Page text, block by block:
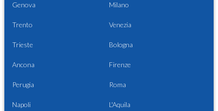
Genova Milano
Trento Venezia
Trieste Bologna
Ancona Firenze
Perugia Roma
Napoli L'Aquila